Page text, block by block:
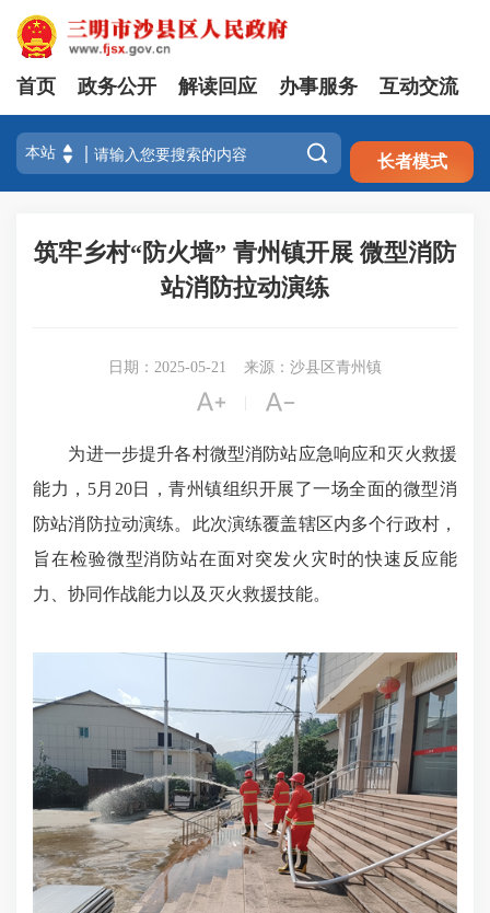
注册 登录
首页 政务公开 解读回应 办事服务 互动交流
 长者模式
筑牢乡村“防火墙” 青州镇开展 微型消防
站消防拉动演练
日期：2025-05-21 来源：沙县区青州镇
 
为进一步提升各村微型消防站应急响应和灭火救援
能力，5月20日，青州镇组织开展了一场全面的微型消
防站消防拉动演练。此次演练覆盖辖区内多个行政村，
旨在检验微型消防站在面对突发火灾时的快速反应能
力、协同作战能力以及灭火救援技能。